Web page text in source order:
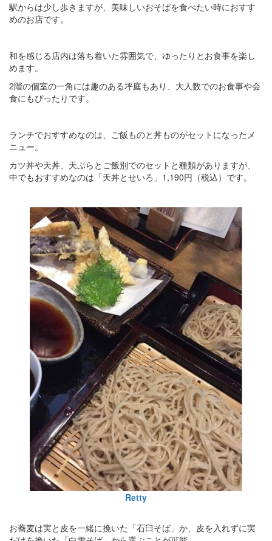
駅からは少し歩きますが、美味しいおそばを食べたい時におすす
めのお店です。
和を感じる店内は落ち着いた雰囲気で、ゆったりとお食事を楽し
めます。
2階の個室の一角には趣のある坪庭もあり、大人数でのお食事や会
食にもぴったりです。
ランチでおすすめなのは、ご飯ものと丼ものがセットになったメ
ニュー。
カツ丼や天丼、天ぷらとご飯別でのセットと種類がありますが、
中でもおすすめなのは「天丼とせいろ」1,190円（税込）です。
Retty
お蕎麦は実と皮を一緒に挽いた「石臼そば」か、皮を入れずに実